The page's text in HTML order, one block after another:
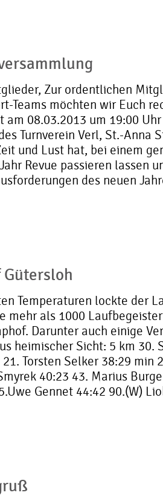
Zur ordentlichen
Teams möchten wir Euch
am 08.03.2013 um 19:00
Turnverein Verl, St.-Anna
und Lust hat, bei einem
Revue passieren lassen
des neuen
Temperaturen lockte der
mehr als 1000
Darunter auch einige
heimischer Sicht: 5 km 30.
Torsten Selker 38:29 min
40:23 43. Marius
Gennet 44:42 90.(W)